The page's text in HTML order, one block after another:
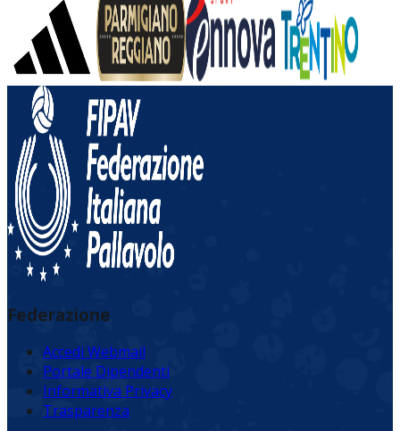
Federazione
Accedi Webmail
Portale Dipendenti
Informativa Privacy
Trasparenza